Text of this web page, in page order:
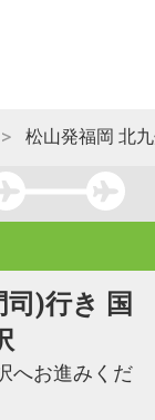
松山発福岡 北
)行き 国
へお進みくだ